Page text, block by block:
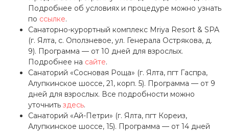
Подробнее об условиях и процедуре можно узнать
по ссылке.
Санаторно-курортный комплекс Mriya Resort & SPA
(г. Ялта, с. Оползневое, ул. Генерала Острякова, д.
9). Программа — от 10 дней для взрослых.
Подробнее на сайте.
Санаторий «Сосновая Роща» (г. Ялта, пгт Гаспра,
Алупкинское шоссе, 21, корп. 5). Программа — от 9
дней для взрослых. Все подробности можно
уточнить здесь.
Санаторий «Ай-Петри» (г. Ялта, пгт Кореиз,
Алупкинское шоссе, 15). Программа — от 14 дней